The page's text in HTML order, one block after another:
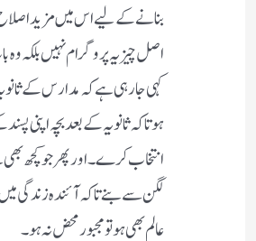
بنانے کے لیے اس میں مزید
اصل چیز یہ پروگرام نہیں بلکہ
کہی جا رہی ہے کہ مدارس کے
ہو تاکہ ثانویہ کے بعد بچہ اپنی
انتخاب کرے۔ اور پھر جو کچھ
لگن سے بنے تاکہ آئندہ زندگی
عالم بھی ہو تو مجبور محض نہ ہو ۔